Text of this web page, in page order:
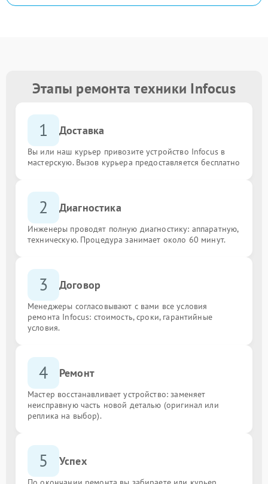
Этапы ремонта техники Infocus
1 Доставка
Вы или наш курьер привозите устройство Infocus в
мастерскую. Вызов курьера предоставляется бесплатно
2 Диагностика
Инженеры проводят полную диагностику: аппаратную,
техническую. Процедура занимает около 60 минут.
3 Договор
Менеджеры согласовывают с вами все условия
ремонта Infocus: стоимость, сроки, гарантийные
условия.
4 Ремонт
Мастер восстанавливает устройство: заменяет
неисправную часть новой деталью (оригинал или
реплика на выбор).
5 Успех